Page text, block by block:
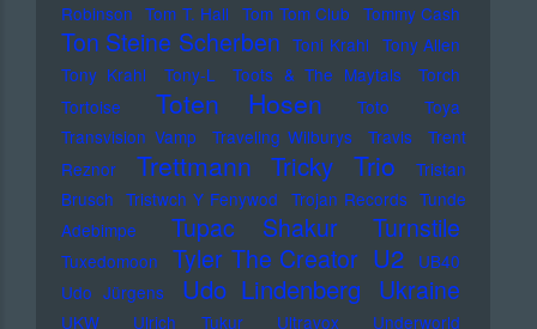
Robinson Tom T. Hall Tom Tom Club Tommy Cash
Ton Steine Scherben Toni Krahl Tony Allen
Tony Krahl
Tony-L Toots & The Maytals
Torch
Tortoise
Toten Hosen Toto
Toya
Transvision Vamp
Traveling Wilburys Travis
Trent
Reznor
Trettmann Tricky Trio
Tristan
Brusch Tristwch Y Fenywod Trojan Records Tunde
Adebimpe
Tupac Shakur Turnstile
Tuxedomoon Tyler The Creator U2
UB40
Udo Jürgens
Udo Lindenberg Ukraine
UKW Ulrich Tukur Ultravox Underworld